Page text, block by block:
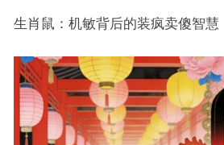
生肖鼠：机敏背后的装疯卖傻智慧